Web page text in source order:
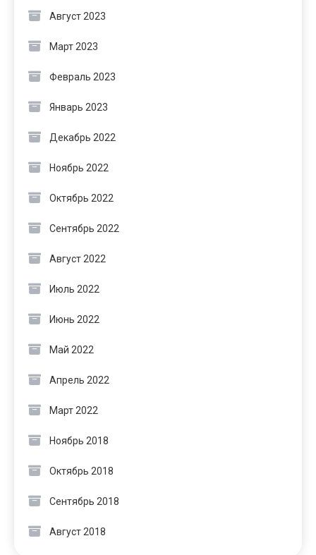
Август 2023
Март 2023
Февраль 2023
Январь 2023
Декабрь 2022
Ноябрь 2022
Октябрь 2022
Сентябрь 2022
Август 2022
Июль 2022
Июнь 2022
Май 2022
Апрель 2022
Март 2022
Ноябрь 2018
Октябрь 2018
Сентябрь 2018
Август 2018